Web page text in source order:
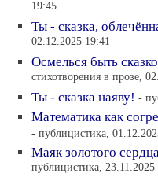
19:45
Ты - сказка,
02.12.2025 19:41
Осмелься быть
стихотворения в прозе,
Ты - сказка наяву! -
Математика как
- публицистика,
Маяк золотого
публицистика, 23.11.2025